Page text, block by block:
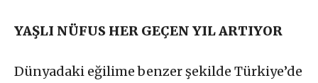
YAŞLI NÜFUS HER GEÇEN YIL ARTIYOR
Dünyadaki eğilime benzer şekilde Türkiye’de